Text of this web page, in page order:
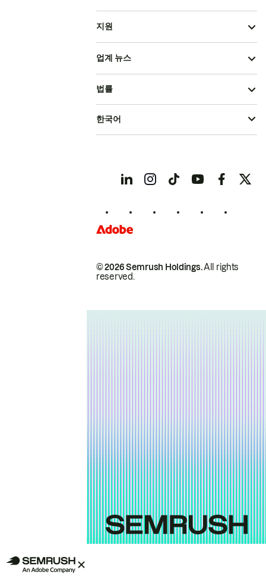
지원
업계 뉴스
© 2026 Semrush Holdings.All rights
reserved.
법률
한국어